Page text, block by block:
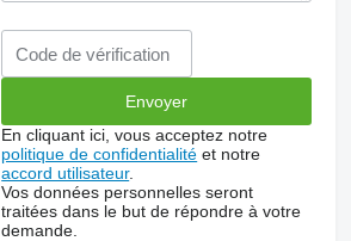
En cliquant ici, vous acceptez notre
politique de confidentialité et notre
accord utilisateur.
Vos données personnelles seront
traitées dans le but de répondre à votre
demande.